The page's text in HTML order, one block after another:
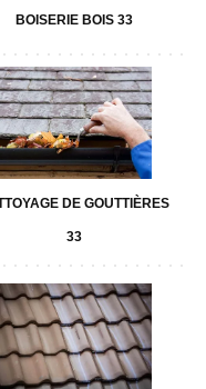
BOISERIE BOIS 33
DE GOUTTIÈRES
33